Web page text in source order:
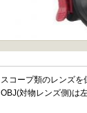
スコープ類のレンズを
OBJ(対物レンズ側)は